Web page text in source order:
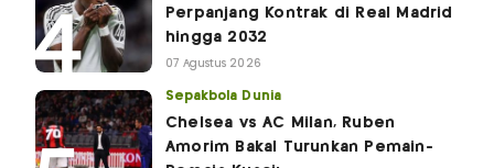
Perpanjang Kontrak di Real Madrid
hingga 2032
07 Agustus 2026
Sepakbola Dunia
Chelsea vs AC Milan, Ruben
Amorim Bakal Turunkan Pemain-